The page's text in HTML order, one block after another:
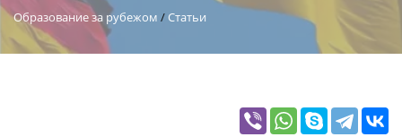
Образование за рубежом /Статьи